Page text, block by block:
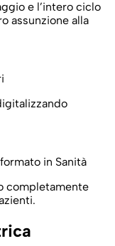
e l’intero ciclo
assunzione alla
in Sanità
completamente